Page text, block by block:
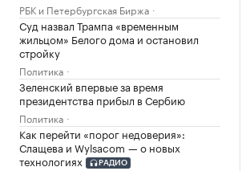
РБК и Петербургская Биржа
Суд назвал Трампа «временным
жильцом» Белого дома и остановил
стройку
Политика
Зеленский впервые за время
президентства прибыл в Сербию
Политика
Как перейти «порог недоверия»:
Слащева и Wylsacom — о новых
технологиях
РАДИО